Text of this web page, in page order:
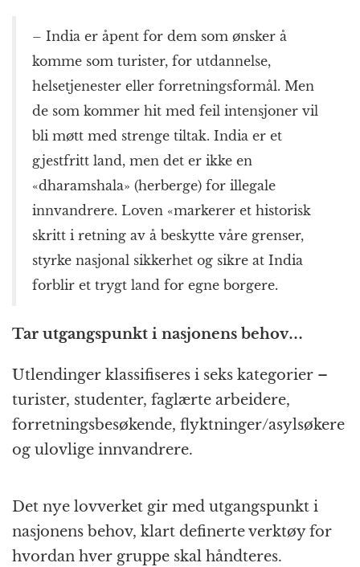
– India er åpent for dem som ønsker å
komme som turister, for utdannelse,
helsetjenester eller forretningsformål. Men
de som kommer hit med feil intensjoner vil
bli møtt med strenge tiltak. India er et
gjestfritt land, men det er ikke en
«dharamshala» (herberge) for illegale
innvandrere. Loven «markerer et historisk
skritt i retning av å beskytte våre grenser,
styrke nasjonal sikkerhet og sikre at India
forblir et trygt land for egne borgere.
Tar utgangspunkt i nasjonens behov…
Utlendinger klassifiseres i seks kategorier –
turister, studenter, faglærte arbeidere,
forretningsbesøkende, flyktninger/asylsøkere
og ulovlige innvandrere.
Det nye lovverket gir med utgangspunkt i
nasjonens behov, klart definerte verktøy for
hvordan hver gruppe skal håndteres.